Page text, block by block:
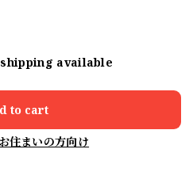
available
to cart
住まいの方向け